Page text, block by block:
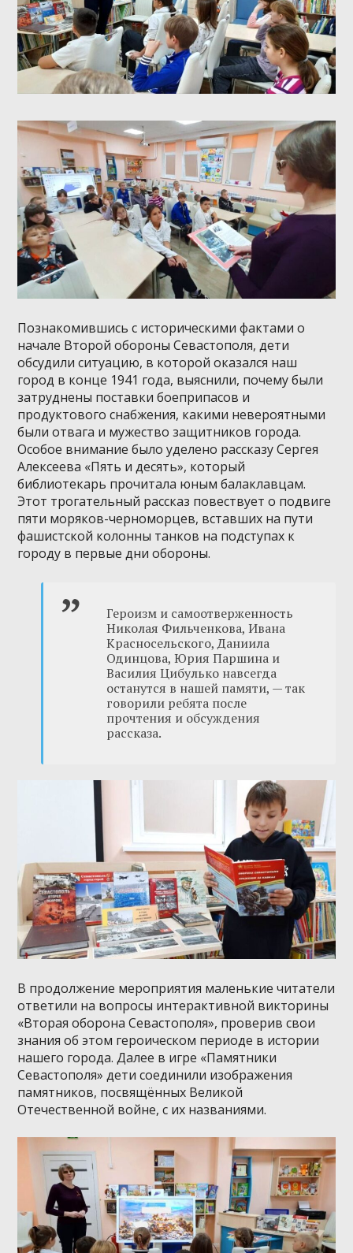
Познакомившись с историческими фактами о
начале Второй обороны Севастополя, дети
обсудили ситуацию, в которой оказался наш
город в конце 1941 года, выяснили, почему были
затруднены поставки боеприпасов и
продуктового снабжения, какими невероятными
были отвага и мужество защитников города.
Особое внимание было уделено рассказу Сергея
Алексеева «Пять и десять», который
библиотекарь прочитала юным балаклавцам.
Этот трогательный рассказ повествует о подвиге
пяти моряков-черноморцев, вставших на пути
фашистской колонны танков на подступах к
городу в первые дни обороны.
Героизм и самоотверженность
Николая Фильченкова, Ивана
Красносельского, Даниила
Одинцова, Юрия Паршина и
Василия Цибулько навсегда
останутся в нашей памяти, — так
говорили ребята после
прочтения и обсуждения
рассказа.
В продолжение мероприятия маленькие читатели
ответили на вопросы интерактивной викторины
«Вторая оборона Севастополя», проверив свои
знания об этом героическом периоде в истории
нашего города. Далее в игре «Памятники
Севастополя» дети соединили изображения
памятников, посвящённых Великой
Отечественной войне, с их названиями.